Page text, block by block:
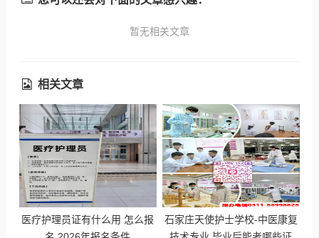
暂无相关文章
相关文章
医疗护理员证有什么用 怎么报
石家庄天使护士学校-中医康复